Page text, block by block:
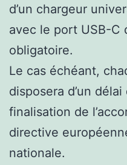
d’un chargeur
avec le port USB-C
obligatoire.
Le cas échéant,
disposera d’un
finalisation de
directive
nationale.